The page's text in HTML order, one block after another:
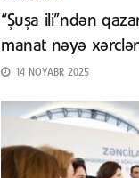
“Şuşa ili”ndən
manat nəyə
14 NOYABR 2025